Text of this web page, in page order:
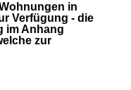
in
Verfügung - die
im Anhang
zur